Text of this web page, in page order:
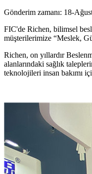
Gönderim zamanı: 18-
FIC'de Richen, bilimsel
müşterilerimize “Meslek,
Richen, on yıllardır
alanlarındaki sağlık
teknolojileri insan bakımı